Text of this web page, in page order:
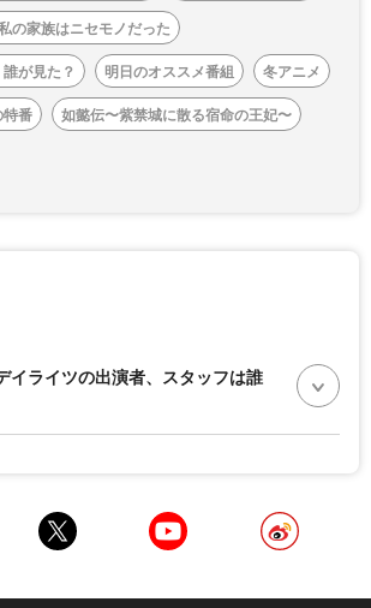
の家族はニセモノだった
が見た？
明日のオススメ番組
冬アニメ
番
如懿伝〜紫禁城に散る宿命の王妃〜
イライツの出演者、スタッフは誰